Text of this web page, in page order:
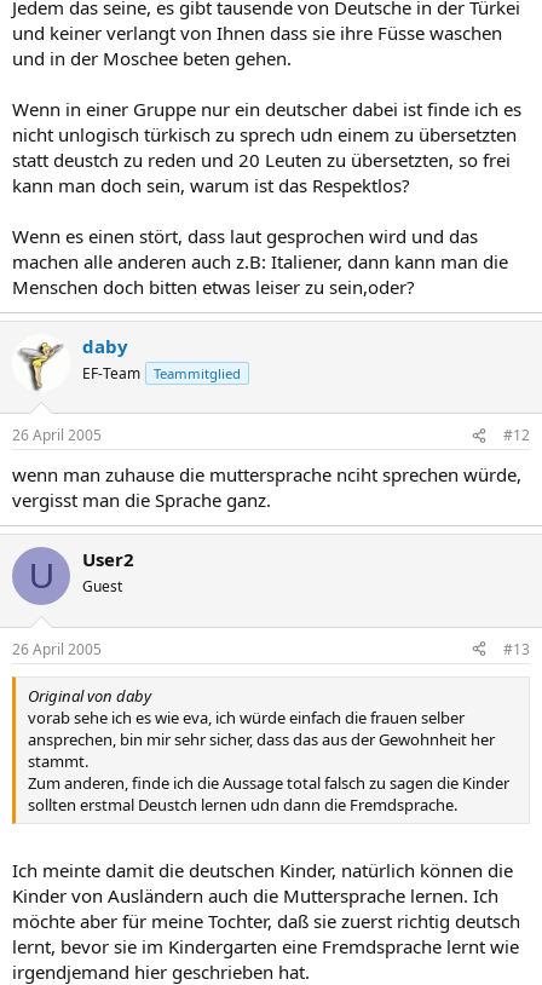
Jedem das seine, es gibt tausende von Deutsche in der Türkei
und keiner verlangt von Ihnen dass sie ihre Füsse waschen
und in der Moschee beten gehen.
Wenn in einer Gruppe nur ein deutscher dabei ist finde ich es
nicht unlogisch türkisch zu sprech udn einem zu übersetzten
statt deustch zu reden und 20 Leuten zu übersetzten, so frei
kann man doch sein, warum ist das Respektlos?
Wenn es einen stört, dass laut gesprochen wird und das
machen alle anderen auch z.B: Italiener, dann kann man die
Menschen doch bitten etwas leiser zu sein,oder?
daby
EF-Team Teammitglied
26 April 2005 #12
wenn man zuhause die muttersprache nciht sprechen würde,
vergisst man die Sprache ganz.
U User2
Guest
26 April 2005 #13
Original von daby
vorab sehe ich es wie eva, ich würde einfach die frauen selber
ansprechen, bin mir sehr sicher, dass das aus der Gewohnheit her
stammt.
Zum anderen, finde ich die Aussage total falsch zu sagen die Kinder
sollten erstmal Deustch lernen udn dann die Fremdsprache.
Ich meinte damit die deutschen Kinder, natürlich können die
Kinder von Ausländern auch die Muttersprache lernen. Ich
möchte aber für meine Tochter, daß sie zuerst richtig deutsch
lernt, bevor sie im Kindergarten eine Fremdsprache lernt wie
irgendjemand hier geschrieben hat.